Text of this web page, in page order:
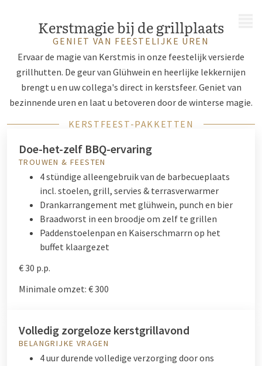
Kerstmagie bij de grillplaats
GENIET VAN FEESTELIJKE UREN
Ervaar de magie van Kerstmis in onze feestelijk versierde
grillhutten. De geur van Glühwein en heerlijke lekkernijen
brengt u en uw collega's direct in kerstsfeer. Geniet van
bezinnende uren en laat u betoveren door de winterse magie.
KERSTFEEST-PAKKETTEN
Doe-het-zelf BBQ-ervaring
TROUWEN & FEESTEN
4 stündige alleengebruik van de barbecueplaats
incl. stoelen, grill, servies & terrasverwarmer
Drankarrangement met glühwein, punch en bier
Braadworst in een broodje om zelf te grillen
Paddenstoelenpan en Kaiserschmarrn op het
buffet klaargezet
€ 30 p.p.
Minimale omzet: € 300
Volledig zorgeloze kerstgrillavond
BELANGRIJKE VRAGEN
4 uur durende volledige verzorging door ons